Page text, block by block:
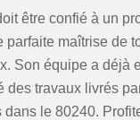
être confié à un
parfaite maîtrise de
Son équipe a déjà
des travaux livrés
le 80240.